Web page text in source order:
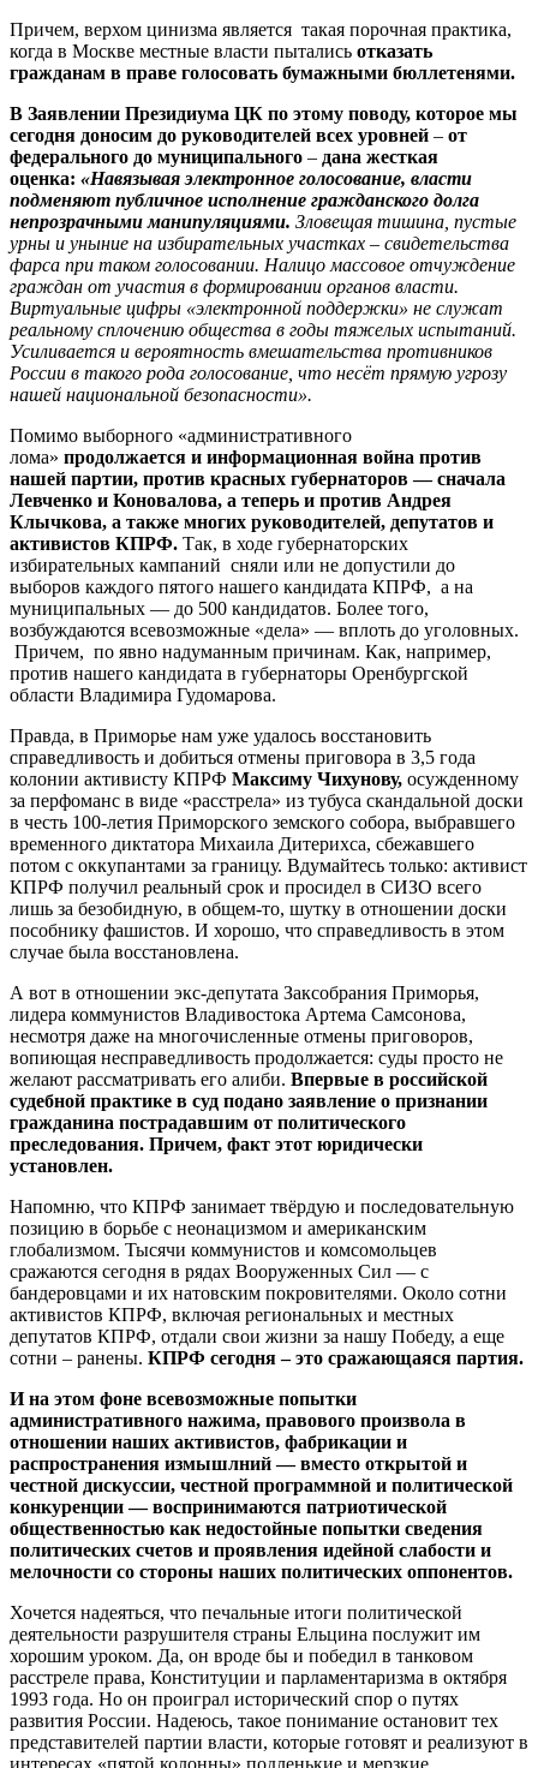
Причем, верхом цинизма является такая порочная практика,
когда в Москве местные власти пытались отказать
гражданам в праве голосовать бумажными бюллетенями.
В Заявлении Президиума ЦК по этому поводу, которое мы
сегодня доносим до руководителей всех уровней – от
федерального до муниципального – дана жесткая
оценка: «Навязывая электронное голосование, власти
подменяют публичное исполнение гражданского долга
непрозрачными манипуляциями. Зловещая тишина, пустые
урны и уныние на избирательных участках – свидетельства
фарса при таком голосовании. Налицо массовое отчуждение
граждан от участия в формировании органов власти.
Виртуальные цифры «электронной поддержки» не служат
реальному сплочению общества в годы тяжелых испытаний.
Усиливается и вероятность вмешательства противников
России в такого рода голосование, что несёт прямую угрозу
нашей национальной безопасности».
Помимо выборного «административного
лома» продолжается и информационная война против
нашей партии, против красных губернаторов — сначала
Левченко и Коновалова, а теперь и против Андрея
Клычкова, а также многих руководителей, депутатов и
активистов КПРФ. Так, в ходе губернаторских
избирательных кампаний сняли или не допустили до
выборов каждого пятого нашего кандидата КПРФ, а на
муниципальных — до 500 кандидатов. Более того,
возбуждаются всевозможные «дела» — вплоть до уголовных.
Причем, по явно надуманным причинам. Как, например,
против нашего кандидата в губернаторы Оренбургской
области Владимира Гудомарова.
Правда, в Приморье нам уже удалось восстановить
справедливость и добиться отмены приговора в 3,5 года
колонии активисту КПРФ Максиму Чихунову, осужденному
за перфоманс в виде «расстрела» из тубуса скандальной доски
в честь 100-летия Приморского земского собора, выбравшего
временного диктатора Михаила Дитерихса, сбежавшего
потом с оккупантами за границу. Вдумайтесь только: активист
КПРФ получил реальный срок и просидел в СИЗО всего
лишь за безобидную, в общем-то, шутку в отношении доски
пособнику фашистов. И хорошо, что справедливость в этом
случае была восстановлена.
А вот в отношении экс-депутата Заксобрания Приморья,
лидера коммунистов Владивостока Артема Самсонова,
несмотря даже на многочисленные отмены приговоров,
вопиющая несправедливость продолжается: суды просто не
желают рассматривать его алиби. Впервые в российской
судебной практике в суд подано заявление о признании
гражданина пострадавшим от политического
преследования. Причем, факт этот юридически
установлен.
Напомню, что КПРФ занимает твёрдую и последовательную
позицию в борьбе с неонацизмом и американским
глобализмом. Тысячи коммунистов и комсомольцев
сражаются сегодня в рядах Вооруженных Сил — с
бандеровцами и их натовским покровителями. Около сотни
активистов КПРФ, включая региональных и местных
депутатов КПРФ, отдали свои жизни за нашу Победу, а еще
сотни – ранены. КПРФ сегодня – это сражающаяся партия.
И на этом фоне всевозможные попытки
административного нажима, правового произвола в
отношении наших активистов, фабрикации и
распространения измышлний — вместо открытой и
честной дискуссии, честной программной и политической
конкуренции — воспринимаются патриотической
общественностью как недостойные попытки сведения
политических счетов и проявления идейной слабости и
мелочности со стороны наших политических оппонентов.
Хочется надеяться, что печальные итоги политической
деятельности разрушителя страны Ельцина послужит им
хорошим уроком. Да, он вроде бы и победил в танковом
расстреле права, Конституции и парламентаризма в октября
1993 года. Но он проиграл исторический спор о путях
развития России. Надеюсь, такое понимание остановит тех
представителей партии власти, которые готовят и реализуют в
интересах «пятой колонны» подленькие и мерзкие